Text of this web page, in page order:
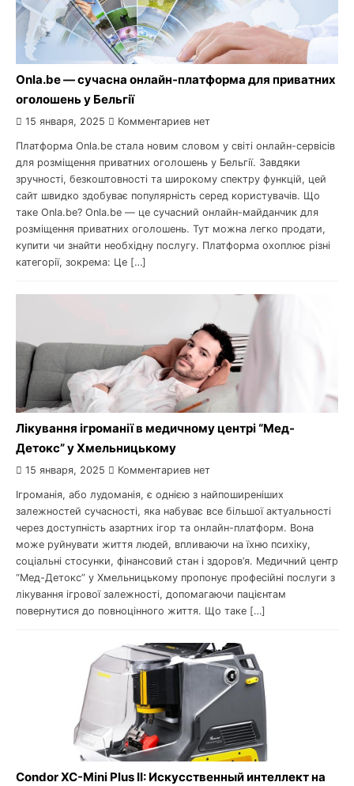
Onla.be — сучасна онлайн-платформа для приватних
оголошень у Бельгiї
15 января, 2025 Комментариев нет
Платформа Onla.be стала новим словом у свiтi онлайн-сервiсiв
для розмiщення приватних оголошень у Бельгiї. Завдяки
зручностi, безкоштовностi та широкому спектру функцiй, цей
сайт швидко здобуває популярнiсть серед користувачiв. Що
таке Onla.be? Onla.be — це сучасний онлайн-майданчик для
розмiщення приватних оголошень. Тут можна легко продати,
купити чи знайти необхiдну послугу. Платформа охоплює рiзнi
категорiї, зокрема: Це […]
Лікування ігроманії в медичному центрі “Мед-
Детокс” у Хмельницькому
15 января, 2025 Комментариев нет
Ігроманія, або лудоманія, є однією з найпоширеніших
залежностей сучасності, яка набуває все більшої актуальності
через доступність азартних ігор та онлайн-платформ. Вона
може руйнувати життя людей, впливаючи на їхню психіку,
соціальні стосунки, фінансовий стан і здоров’я. Медичний центр
“Мед-Детокс” у Хмельницькому пропонує професійні послуги з
лікування ігрової залежності, допомагаючи пацієнтам
повернутися до повноцінного життя. Що таке […]
Condor XC-Mini Plus II: Искусственный интеллект на